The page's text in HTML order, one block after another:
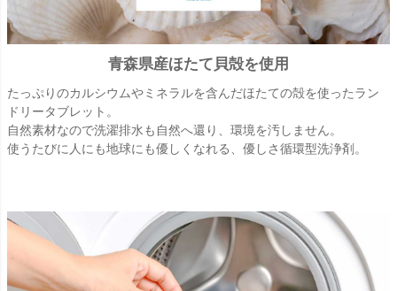
青森県産ほたて貝殻を使用
たっぷりのカルシウムやミネラルを含んだほたての殻を使ったラン
ドリータブレット。
自然素材なので洗濯排水も自然へ還り、環境を汚しません。
使うたびに人にも地球にも優しくなれる、優しさ循環型洗浄剤。